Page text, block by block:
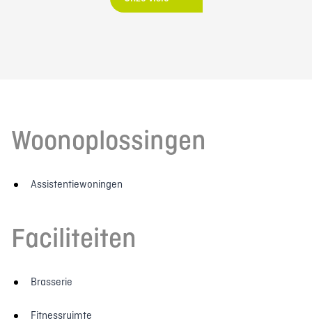
Woonoplossingen
Assistentiewoningen
Faciliteiten
Brasserie
Fitnessruimte